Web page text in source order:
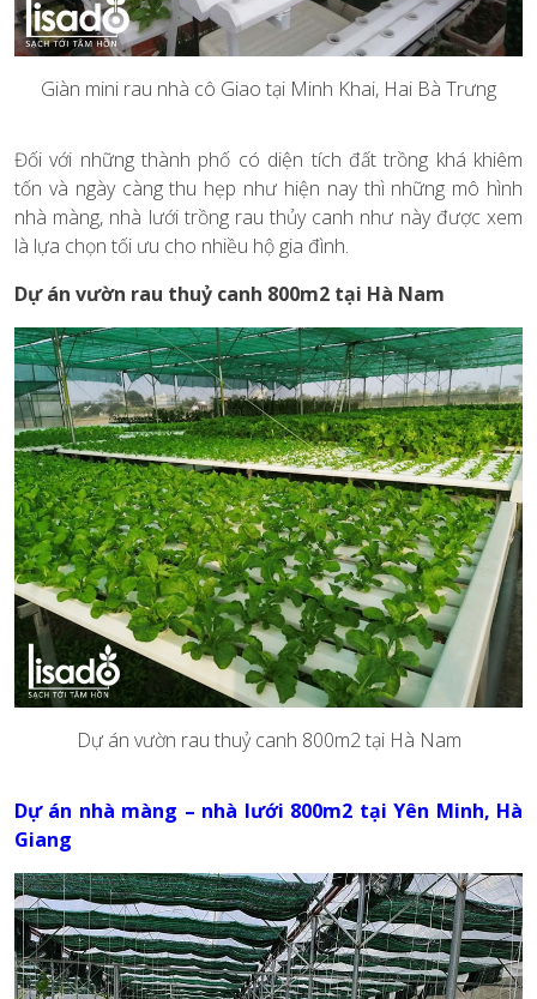
Giàn mini rau nhà cô Giao tại Minh Khai, Hai Bà Trưng
Đối với những thành phố có diện tích đất trồng khá khiêm
tốn và ngày càng thu hẹp như hiện nay thì những mô hình
nhà màng, nhà lưới trồng rau thủy canh như này được xem
là lựa chọn tối ưu cho nhiều hộ gia đình.
Dự án vườn rau thuỷ canh 800m2 tại Hà Nam
Dự án vườn rau thuỷ canh 800m2 tại Hà Nam
Dự án nhà màng – nhà lưới 800m2 tại Yên Minh, Hà
Giang